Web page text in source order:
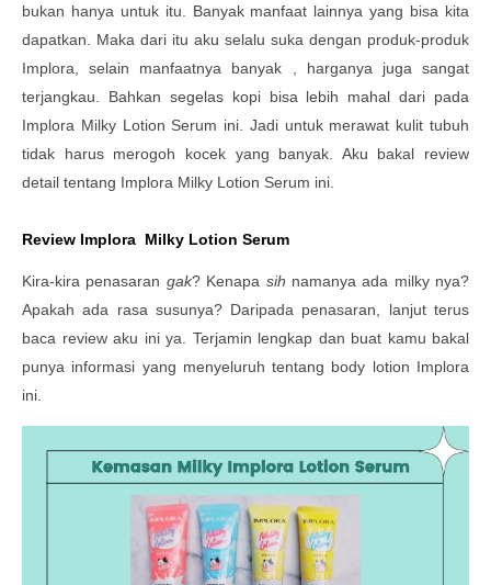
bukan hanya untuk itu. Banyak manfaat lainnya yang bisa kita
dapatkan. Maka dari itu aku selalu suka dengan produk-produk
Implora, selain manfaatnya banyak , harganya juga sangat
terjangkau. Bahkan segelas kopi bisa lebih mahal dari pada
Implora Milky Lotion Serum ini. Jadi untuk merawat kulit tubuh
tidak harus merogoh kocek yang banyak. Aku bakal review
detail tentang Implora Milky Lotion Serum ini.
Review Implora Milky Lotion Serum
Kira-kira penasaran gak? Kenapa sih namanya ada milky nya?
Apakah ada rasa susunya? Daripada penasaran, lanjut terus
baca review aku ini ya. Terjamin lengkap dan buat kamu bakal
punya informasi yang menyeluruh tentang body lotion Implora
ini.